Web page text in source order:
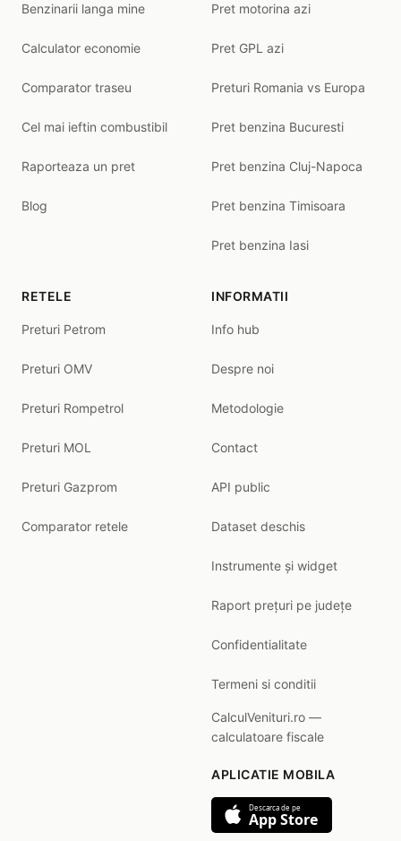
Benzinarii langa mine
Calculator economie
Comparator traseu
Cel mai ieftin combustibil
Raporteaza un pret
Blog
Pret motorina azi
Pret GPL azi
Preturi Romania vs Europa
Pret benzina Bucuresti
Pret benzina Cluj-Napoca
Pret benzina Timisoara
Pret benzina Iasi
RETELE
Preturi Petrom
Preturi OMV
Preturi Rompetrol
Preturi MOL
Preturi Gazprom
Comparator retele
INFORMATII
Info hub
Despre noi
Metodologie
Contact
API public
Dataset deschis
Instrumente și widget
Raport prețuri pe județe
Confidentialitate
Termeni si conditii
CalculVenituri.ro —
calculatoare fiscale
APLICATIE MOBILA
Descarca de pe
App Store